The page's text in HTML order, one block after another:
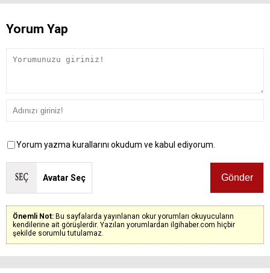
Yorum Yap
Yorum yazma kurallarını okudum ve kabul ediyorum.
Avatar Seç
Önemli Not: Bu sayfalarda yayınlanan okur yorumları okuyucuların
kendilerine ait görüşlerdir. Yazılan yorumlardan ilgihaber.com hiçbir
şekilde sorumlu tutulamaz.